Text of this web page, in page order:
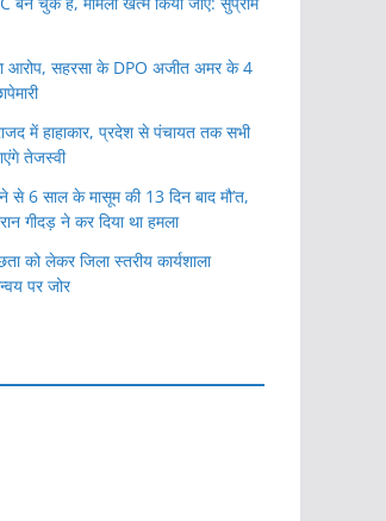
आरोप, सहरसा के DPO अजीत अमर के 4
में हाहाकार, प्रदेश से पंचायत तक सभी
तेजस्वी
से 6 साल के मासूम की 13 दिन बाद मौ’त,
गीदड़ ने कर दिया था हमला
को लेकर जिला स्तरीय कार्यशाला
पर जोर